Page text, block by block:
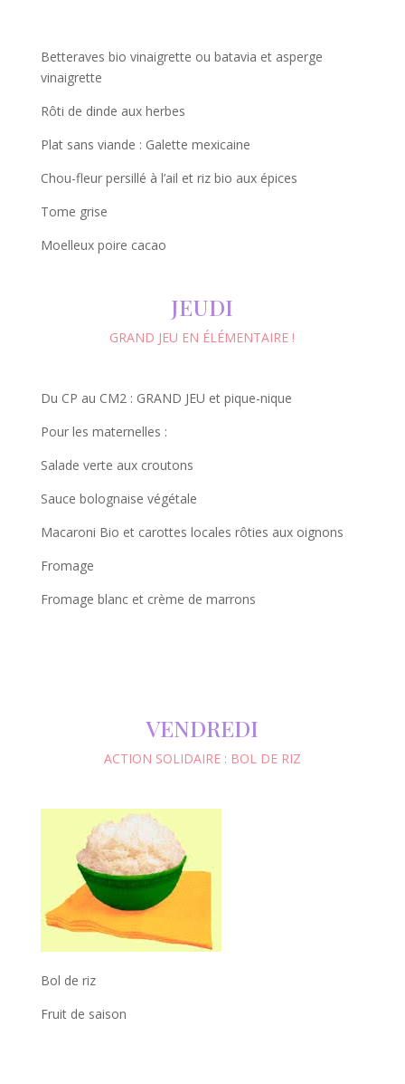
Betteraves bio vinaigrette ou batavia et asperge
vinaigrette
Rôti de dinde aux herbes
Plat sans viande : Galette mexicaine
Chou-fleur persillé à l’ail et riz bio aux épices
Tome grise
Moelleux poire cacao
JEUDI
GRAND JEU EN ÉLÉMENTAIRE !
Du CP au CM2 : GRAND JEU et pique-nique
Pour les maternelles :
Salade verte aux croutons
Sauce bolognaise végétale
Macaroni Bio et carottes locales rôties aux oignons
Fromage
Fromage blanc et crème de marrons
VENDREDI
ACTION SOLIDAIRE : BOL DE RIZ
Bol de riz
Fruit de saison